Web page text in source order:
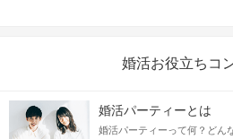
婚活お役立ちコ
婚活パーティーとは
婚活パーティーって何？どん